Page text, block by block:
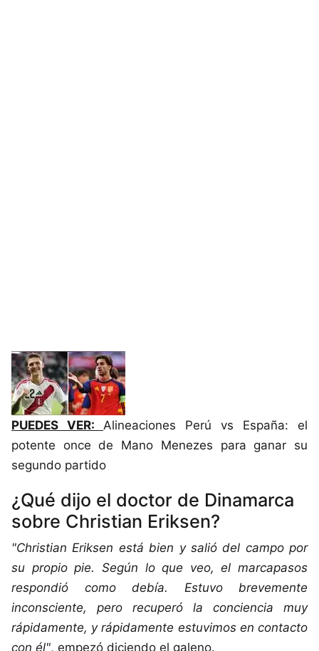
PUEDES VER: Alineaciones Perú vs España: el
potente once de Mano Menezes para ganar su
segundo partido
¿Qué dijo el doctor de Dinamarca
sobre Christian Eriksen?
"Christian Eriksen está bien y salió del campo por
su propio pie. Según lo que veo, el marcapasos
respondió como debía. Estuvo brevemente
inconsciente, pero recuperó la conciencia muy
rápidamente, y rápidamente estuvimos en contacto
con él", empezó diciendo el galeno.